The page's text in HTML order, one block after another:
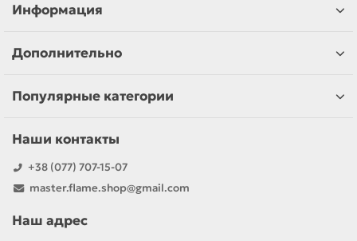
Информация
Дополнительно
Популярные категории
Наши контакты
+38 (077) 707-15-07
master.flame.shop@gmail.com
Наш адрес